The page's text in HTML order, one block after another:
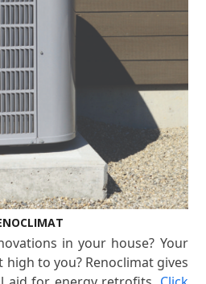
in your house? Your
to you? Renoclimat gives